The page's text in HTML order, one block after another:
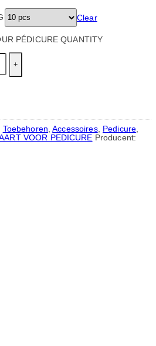
Clear
PÉDICURE QUANTITY
Toebehoren ,Accessoires, Pedicure
VOOR PEDICURE Producent: